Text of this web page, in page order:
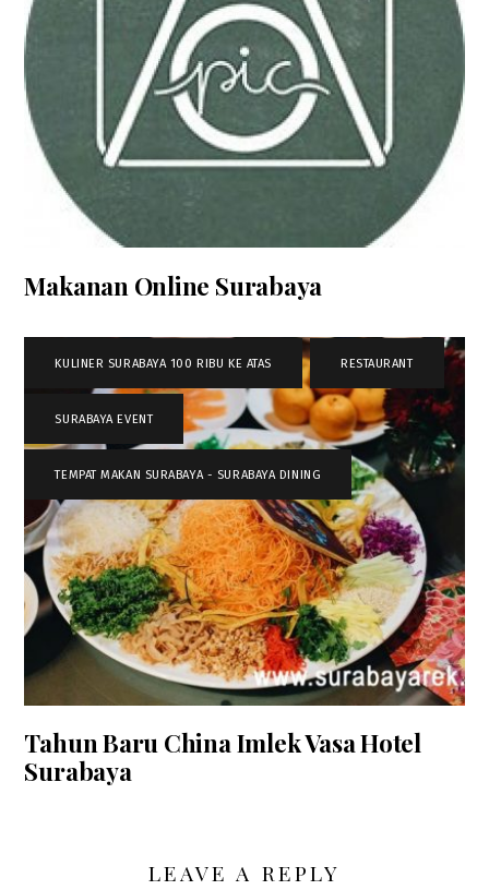
Makanan Online Surabaya
KULINER SURABAYA 100 RIBU KE ATAS , RESTAURANT
SURABAYA EVENT ,
TEMPAT MAKAN SURABAYA - SURABAYA DINING
Tahun Baru China Imlek Vasa Hotel
Surabaya
LEAVE A REPLY